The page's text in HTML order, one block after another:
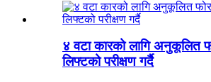
४ वटा कारको लागि अनुकूलित
लिफ्टको परीक्षण गर्दै